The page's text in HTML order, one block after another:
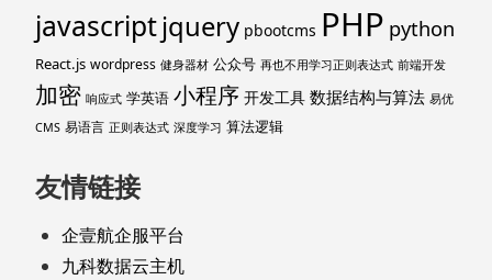
javascriptjquery pbootcms PHP python
React.js wordpress 健身器材 公众号 再也不用学习正则表达式 前端开发
加密 响应式 学英语 小程序 开发工具 数据结构与算法 易优
CMS 易语言 正则表达式 深度学习 算法逻辑
友情链接
企壹航企服平台
九科数据云主机